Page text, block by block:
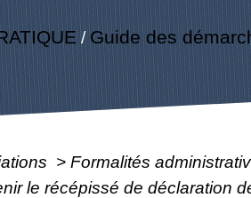
/ Guide des
> Formalités
le récépissé de déclaration